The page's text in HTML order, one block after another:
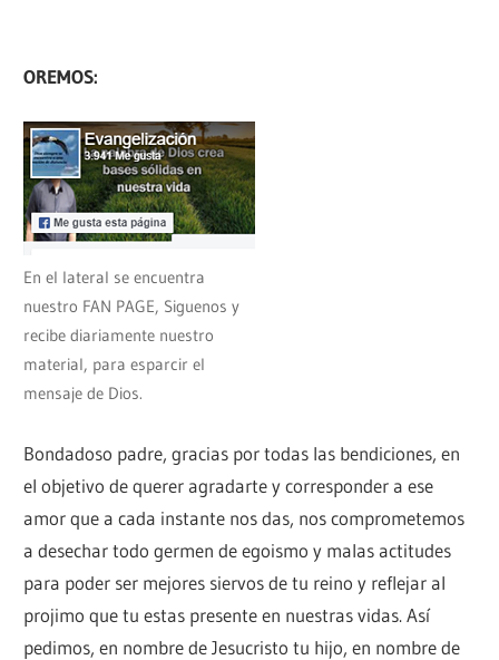
OREMOS:
En el lateral se encuentra
nuestro FAN PAGE, Siguenos y
recibe diariamente nuestro
material, para esparcir el
mensaje de Dios.
Bondadoso padre, gracias por todas las bendiciones, en
el objetivo de querer agradarte y corresponder a ese
amor que a cada instante nos das, nos comprometemos
a desechar todo germen de egoismo y malas actitudes
para poder ser mejores siervos de tu reino y reflejar al
projimo que tu estas presente en nuestras vidas. Así
pedimos, en nombre de Jesucristo tu hijo, en nombre de